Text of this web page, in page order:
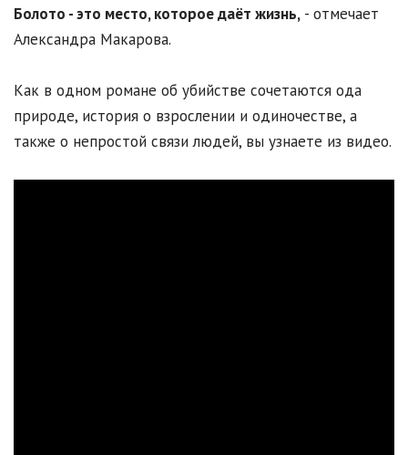
Болото - это место, которое даёт жизнь, - отмечает
Александра Макарова.
Как в одном романе об убийстве сочетаются ода
природе, история о взрослении и одиночестве, а
также о непростой связи людей, вы узнаете из видео.